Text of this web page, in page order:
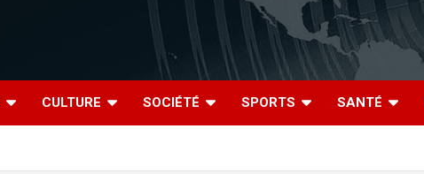
CULTURE SOCIÉTÉ SPORTS SANTÉ